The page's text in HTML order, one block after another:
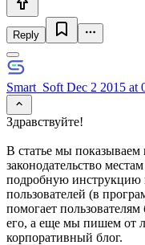
Reply
Smart_Soft Dec 2 2015 at
Здравствуйте!
В статье мы
законодательство
подробную инструкцию
пользователей (в
помогает
его, а еще мы пишем от
корпоративный блог.